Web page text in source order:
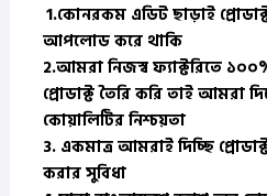
1.কোনরকম এডিট ছাড়াই
আপলোড করে থাকি
2.আমরা নিজস্ব ফ্যাক্টরিতে
প্রোডাক্ট তৈরি করিতাই আমরা
কোয়ালিটির নিশ্চয়তা
3. একমাত্র আমরাই দিচ্ছি
করার সুবিধা